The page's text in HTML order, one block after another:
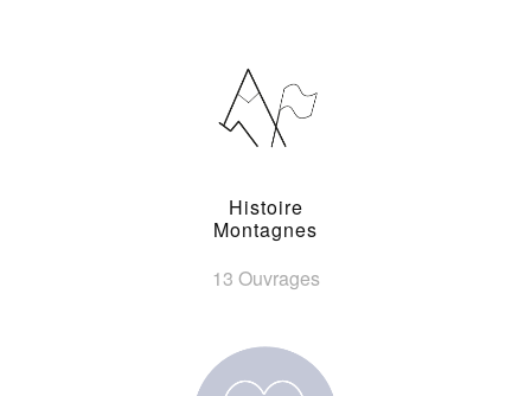
Histoire
Montagnes
13 Ouvrages